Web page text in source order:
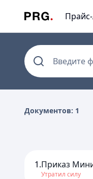
Введите
Документов: 1
1.Приказ
Утратил силу